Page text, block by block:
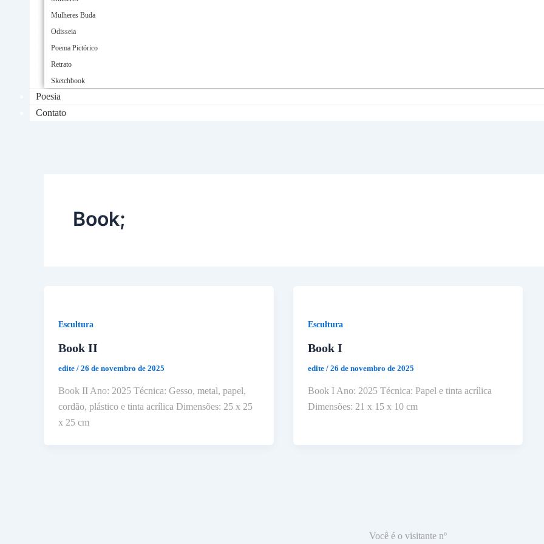
Mulheres Buda
Odisseia
Poema Pictórico
Retrato
Sketchbook
Poesia
Contato
Book;
Escultura
Book II
edite / 26 de novembro de 2025
Book II Ano: 2025 Técnica: Gesso, metal, papel,
cordão, plástico e tinta acrílica Dimensões: 25 x 25
x 25 cm
Escultura
Book I
edite / 26 de novembro de 2025
Book I Ano: 2025 Técnica: Papel e tinta acrílica
Dimensões: 21 x 15 x 10 cm
Você é o visitante nº